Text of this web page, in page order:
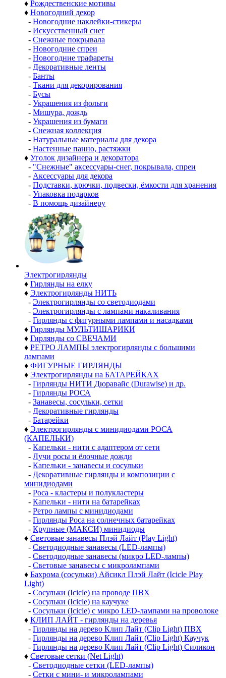
♦ Рождественские мотивы
♦ Новогодний декор
- Новогодние наклейки-стикеры
- Искусственный снег
- Снежные покрывала
- Новогодние спреи
- Новогодние трафареты
- Декоративные ленты
- Банты
- Ткани для декорирования
- Бусы
- Украшения из фольги
- Мишура, дождь
- Украшения из бумаги
- Снежная коллекция
- Натуральные материалы для декора
- Настенные панно, растяжки
♦ Уголок дизайнера и декоратора
- "Снежные" аксессуары-снег, покрывала, спреи
- Аксессуары для декора
- Подставки, крючки, подвески, ёмкости для хранения
- Упаковка подарков
- В помощь дизайнеру
Электро­гирлянды
♦ Гирлянды на елку
♦ Электрогирлянды НИТЬ
- Электрогирлянды со светодиодами
- Электрогирлянды с лампами накаливания
- Гирлянды с фигурными лампами и насадками
♦ Гирлянды МУЛЬТИШАРИКИ
♦ Гирлянды со СВЕЧАМИ
♦ РЕТРО ЛАМПЫ электрогирлянды с большими
лампами
♦ ФИГУРНЫЕ ГИРЛЯНДЫ
♦ Электрогирлянды на БАТАРЕЙКАХ
- Гирлянды НИТИ Дюравайс (Durawise) и др.
- Гирлянды РОСА
- Занавесы, сосульки, сетки
- Декоративные гирлянды
- Батарейки
♦ Электрогирлянды с минидиодами РОСА
(КАПЕЛЬКИ)
- Капельки - нити с адаптером от сети
- Лучи росы и ёлочные дожди
- Капельки - занавесы и сосульки
- Декоративные гирлянды и композиции с
минидиодами
- Роса - кластеры и полукластеры
- Капельки - нити на батарейках
- Ретро лампы с минидиодами
- Гирлянды Роса на солнечных батарейках
- Крупные (МАКСИ) минидиоды
♦ Световые занавесы Плэй Лайт (Play Light)
- Светодиодные занавесы (LED-лампы)
- Светодиодные занавесы (микро LED-лампы)
- Световые занавесы с микролампами
♦ Бахрома (сосульки) Айсикл Плэй Лайт (Icicle Play
Light)
- Сосульки (Icicle) на проводе ПВХ
- Сосульки (Icicle) на каучуке
- Сосульки (Icicle) с микро LED-лампами на проволоке
♦ КЛИП ЛАЙТ - гирлянды на деревья
- Гирлянды на дерево Клип Лайт (Clip Light) ПВХ
- Гирлянды на дерево Клип Лайт (Clip Light) Каучук
- Гирлянды на дерево Клип Лайт (Clip Light) Силикон
♦ Световые сетки (Net Light)
- Светодиодные сетки (LED-лампы)
- Сетки с мини- и микролампами